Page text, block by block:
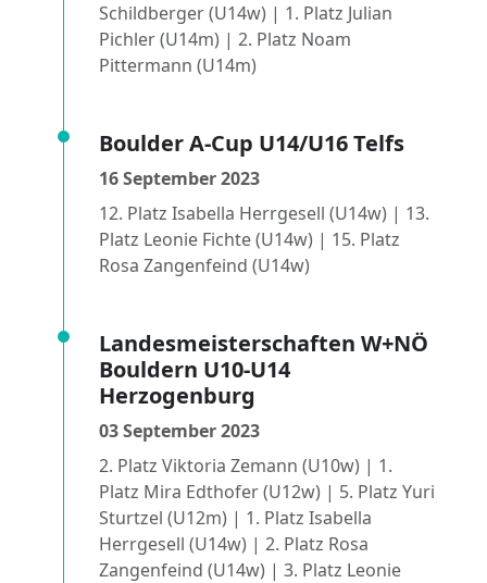
Schildberger (U14w) | 1. Platz Julian
Pichler (U14m) | 2. Platz Noam
Pittermann (U14m)
Boulder A-Cup U14/U16 Telfs
16 September 2023
12. Platz Isabella Herrgesell (U14w) | 13.
Platz Leonie Fichte (U14w) | 15. Platz
Rosa Zangenfeind (U14w)
Landesmeisterschaften W+NÖ
Bouldern U10-U14
Herzogenburg
03 September 2023
2. Platz Viktoria Zemann (U10w) | 1.
Platz Mira Edthofer (U12w) | 5. Platz Yuri
Sturtzel (U12m) | 1. Platz Isabella
Herrgesell (U14w) | 2. Platz Rosa
Zangenfeind (U14w) | 3. Platz Leonie